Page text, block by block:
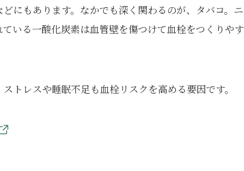
にもあります。なかでも深く関わるのが、タバコ。ニ
いる一酸化炭素は血管壁を傷つけて血栓をつくりやす
トレスや睡眠不足も血栓リスクを高める要因です。